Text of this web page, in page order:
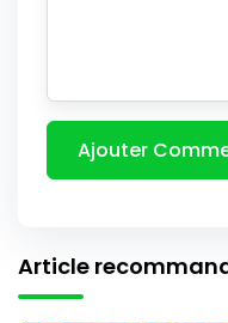
Article